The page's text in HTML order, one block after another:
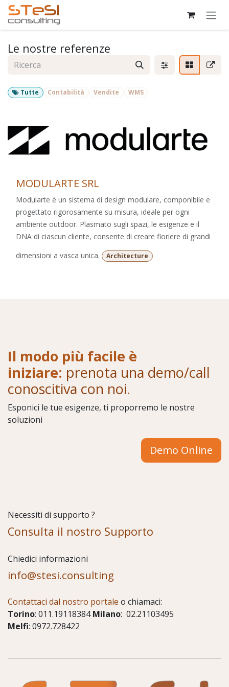
Passa al contenuto
Le nostre referenze
Tutte Contabilità Vendite WMS
MODULARTE SRL
Modularte è un sistema di design modulare, componibile e
progettato rigorosamente su misura, ideale per ogni
ambiente outdoor. Plasmato sugli spazi, le esigenze e il
DNA di ciascun cliente, consente di creare fioriere di grandi
dimensioni a vasca unica.
Architecture
Il modo più facile è
iniziare: prenota una demo/call
conoscitiva con noi.
Esponici le tue esigenze, ti proporremo le nostre
soluzioni
Demo Online
Necessiti di supporto ?
Consulta il nostro Supporto
Chiedici informazioni
info@stesi.consulting
Contattaci dal nostro portale o chiamaci:
Torino: 011.19118384Milano: 02.21103495
Melfi: 0972.728422